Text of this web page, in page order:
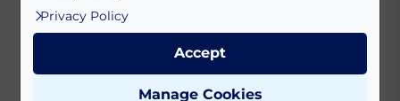
Kenyér Anikó
Privacy Policy
Manage Cookies
Accept